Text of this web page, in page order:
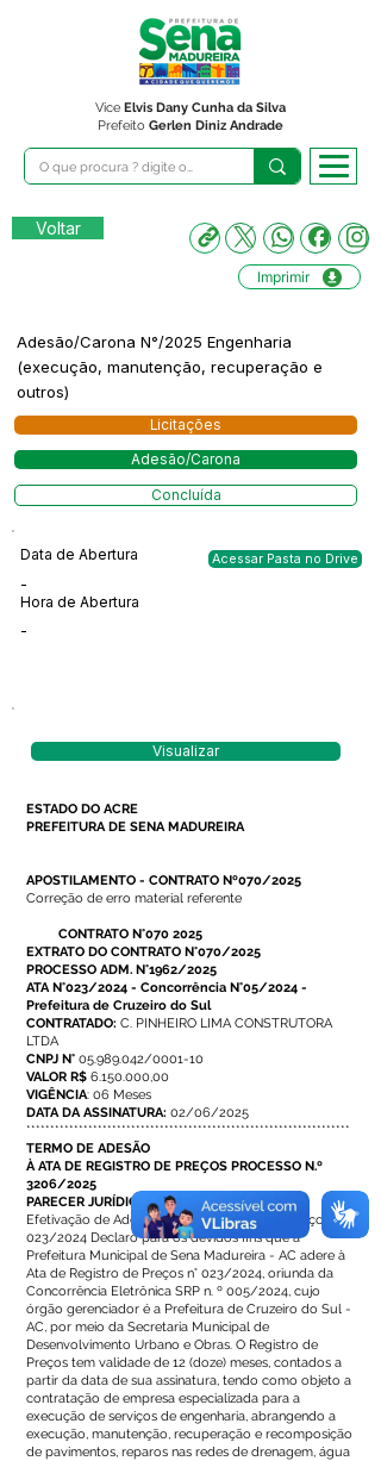
Prefeito Gerlen Diniz Andrade
Vice Elvis Dany Cunha da Silva
Voltar
Imprimir
Adesão/Carona N°/2025 Engenharia
(execução, manutenção, recuperação e
outros)
Licitações
Adesão/Carona
Concluída
Data de Abertura
-
Acessar Pasta no Drive
Hora de Abertura
-
Visualizar
ESTADO DO ACRE
PREFEITURA DE SENA MADUREIRA
APOSTILAMENTO - CONTRATO Nº070/2025
Correção de erro material referente
CONTRATO N°070 2025
EXTRATO DO CONTRATO N°070/2025
PROCESSO ADM. N°1962/2025
ATA N°023/2024 - Concorrência N°05/2024 -
Prefeitura de Cruzeiro do Sul
CONTRATADO: C. PINHEIRO LIMA CONSTRUTORA
LTDA
CNPJ N° 05.989.042/0001-10
VALOR R$ 6.150.000,00
VIGÊNCIA: 06 Meses
DATA DA ASSINATURA: 02/06/2025
********************************************************************
TERMO DE ADESÃO
À ATA DE REGISTRO DE PREÇOS PROCESSO N.º
3206/2025
PARECER JURÍDICO N.º 3206/2025
Efetivação de Adesão à Ata de Registro de Preços n.º
023/2024 Declaro para os devidos fins que a
Prefeitura Municipal de Sena Madureira - AC adere à
Ata de Registro de Preços n° 023/2024, oriunda da
Concorrência Eletrônica SRP n. º 005/2024, cujo
órgão gerenciador é a Prefeitura de Cruzeiro do Sul -
AC, por meio da Secretaria Municipal de
Desenvolvimento Urbano e Obras. O Registro de
Preços tem validade de 12 (doze) meses, contados a
partir da data de sua assinatura, tendo como objeto a
contratação de empresa especializada para a
execução de serviços de engenharia, abrangendo a
execução, manutenção, recuperação e recomposição
de pavimentos, reparos nas redes de drenagem, água